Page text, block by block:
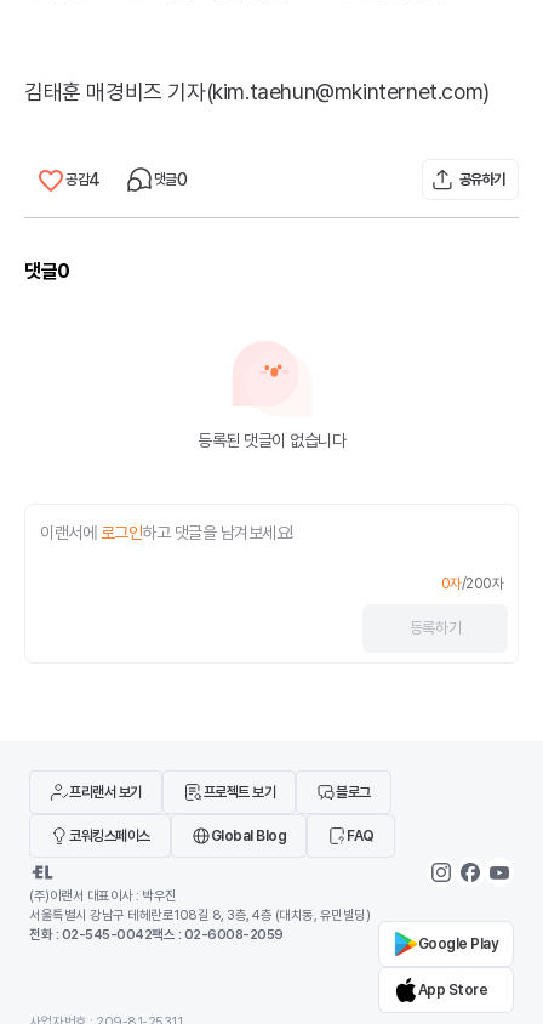
김태훈 매경비즈 기자(kim.taehun@mkinternet.com)
공감4 댓글0 공유하기
댓글0
등록된 댓글이 없습니다
이랜서에 로그인하고 댓글을 남겨보세요!
0자/200자
등록하기
프리랜서 보기 프로젝트 보기 블로그
코워킹스페이스 Global Blog FAQ
(주)이랜서 대표이사 : 박우진
서울특별시 강남구 테헤란로108길 8, 3층, 4층 (대치동, 유민빌딩)
전화 : 02-545-0042팩스 : 02-6008-2059
Google Play
App Store